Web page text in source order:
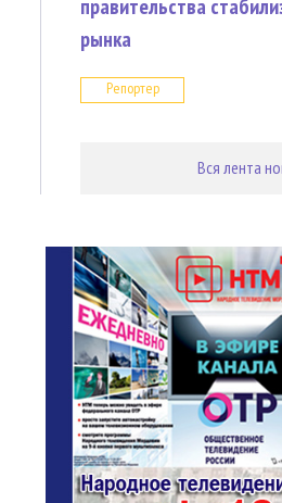
правительства
рынка
Репортер
Вся лента